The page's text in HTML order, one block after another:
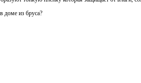
доме из бруса?